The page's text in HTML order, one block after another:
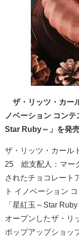
ザ・リッツ・カー
ノベーション コン
Star Ruby～」を発売
ザ・リッツ・カール
25 総支配人：マー
されたチョコレート
ト イノベーション
「星紅玉～Star
オープンしたザ・リ
ポップアップショッ